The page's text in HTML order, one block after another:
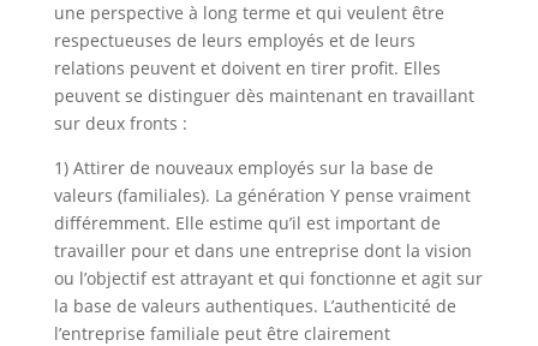
une perspective à long terme et qui veulent être
respectueuses de leurs employés et de leurs
relations peuvent et doivent en tirer profit. Elles
peuvent se distinguer dès maintenant en travaillant
sur deux fronts :
1) Attirer de nouveaux employés sur la base de
valeurs (familiales). La génération Y pense vraiment
différemment. Elle estime qu’il est important de
travailler pour et dans une entreprise dont la vision
ou l’objectif est attrayant et qui fonctionne et agit sur
la base de valeurs authentiques. L’authenticité de
l’entreprise familiale peut être clairement